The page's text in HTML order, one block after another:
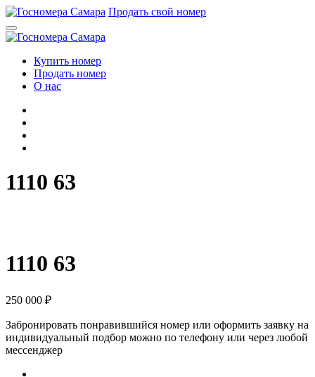
Перейти
к
содержимому
Продать свой номер
Купить номер
Продать номер
О нас
1110 63
1110 63
250 000 ₽
Забронировать понравившийся номер или оформить заявку на
индивидуальный подбор можно по телефону или через любой
мессенджер